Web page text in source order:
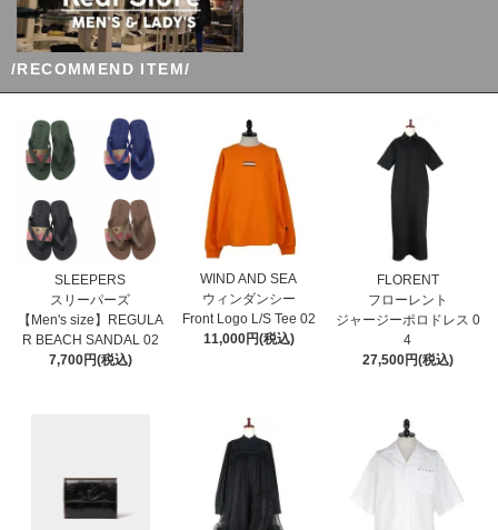
/RECOMMEND ITEM/
SLEEPERS
スリーパーズ
【Men's size】REGULA
R BEACH SANDAL 02
7,700円(税込)
WIND AND SEA
ウィンダンシー
Front Logo L/S Tee 02
11,000円(税込)
FLORENT
フローレント
ジャージーポロドレス 0
4
27,500円(税込)